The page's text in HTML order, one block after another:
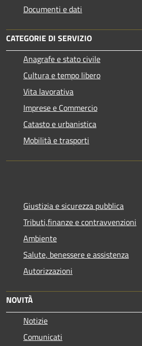
Documenti e dati
CATEGORIE DI SERVIZIO
Anagrafe e stato civile
Cultura e tempo libero
Vita lavorativa
Imprese e Commercio
Catasto e urbanistica
Mobilità e trasporti
Giustizia e sicurezza pubblica
Tributi,finanze e contravvenzioni
Ambiente
Salute, benessere e assistenza
Autorizzazioni
NOVITÀ
Notizie
Comunicati